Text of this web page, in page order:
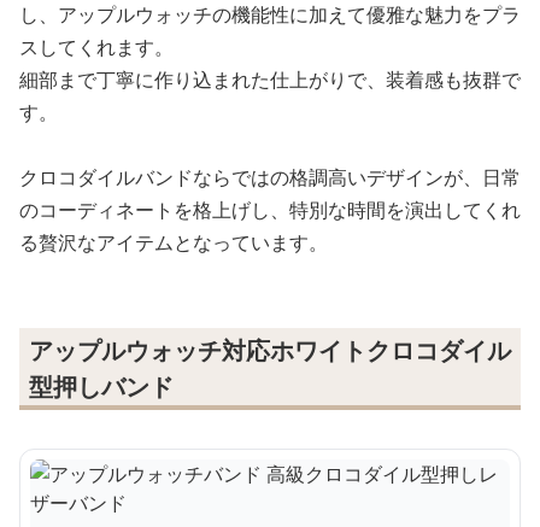
し、アップルウォッチの機能性に加えて優雅な魅力をプラ
スしてくれます。
細部まで丁寧に作り込まれた仕上がりで、装着感も抜群で
す。
クロコダイルバンドならではの格調高いデザインが、日常
のコーディネートを格上げし、特別な時間を演出してくれ
る贅沢なアイテムとなっています。
アップルウォッチ対応ホワイトクロコダイル
型押しバンド